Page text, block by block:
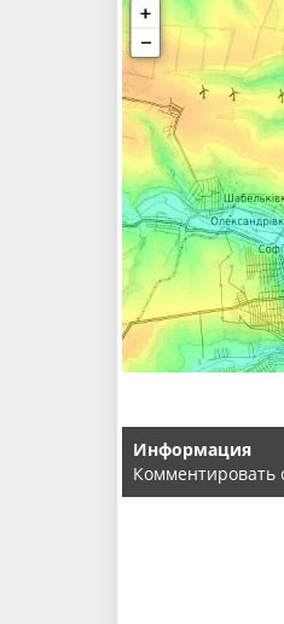
Информация
Комментировать